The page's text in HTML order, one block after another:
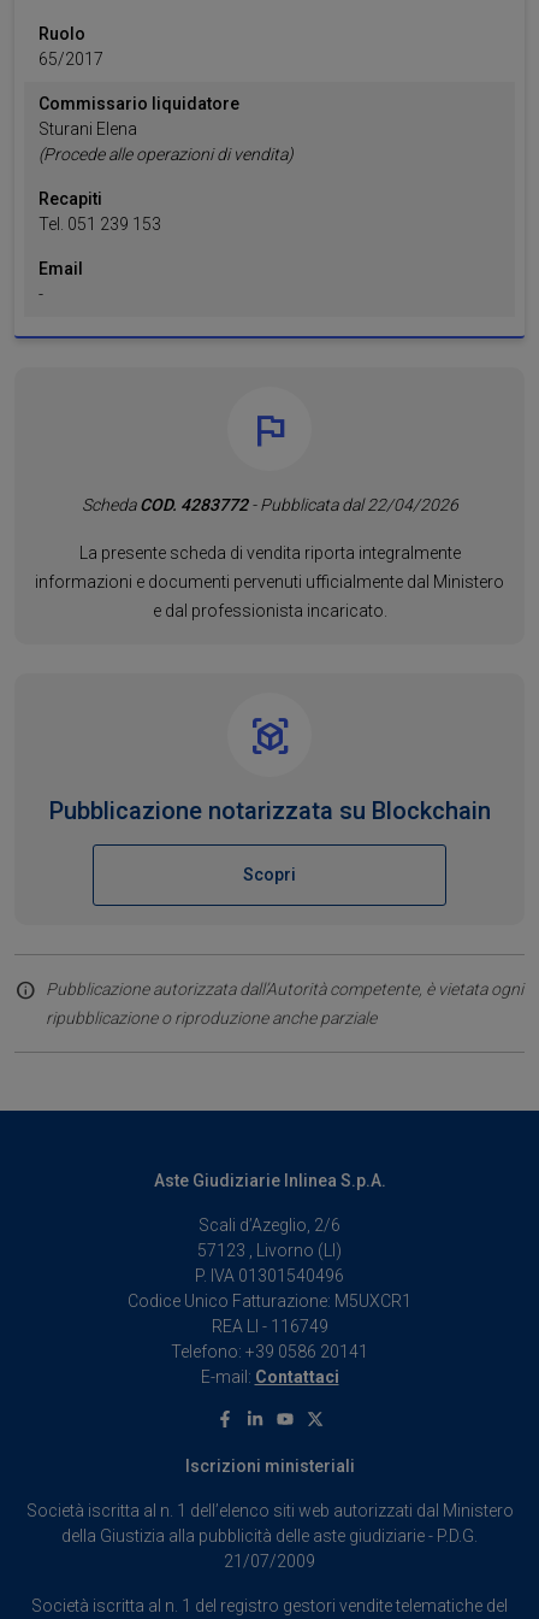
Ruolo
65/2017
Commissario liquidatore
Sturani Elena
(Procede alle operazioni di vendita)
Recapiti
Tel. 051 239 153
Email
-
SchedaCOD. 4283772- Pubblicata dal 22/04/2026
La presente scheda di vendita riporta integralmente
informazioni e documenti pervenuti ufficialmente dal Ministero
e dal professionista incaricato.
Pubblicazione notarizzata su Blockchain
Scopri
Pubblicazione autorizzata dall’Autorità competente, è vietata ogni
ripubblicazione o riproduzione anche parziale
Aste Giudiziarie Inlinea S.p.A.
Scali d’Azeglio, 2/6
57123 , Livorno (LI)
P. IVA 01301540496
Codice Unico Fatturazione: M5UXCR1
REA LI - 116749
Telefono: +39 0586 20141
E-mail: Contattaci
Facebook
LinkedinYoutube
X
Iscrizioni ministeriali
Società iscritta al n. 1 dell’elenco siti web autorizzati dal Ministero
della Giustizia alla pubblicità delle aste giudiziarie - P.D.G.
21/07/2009
Società iscritta al n. 1 del registro gestori vendite telematiche del